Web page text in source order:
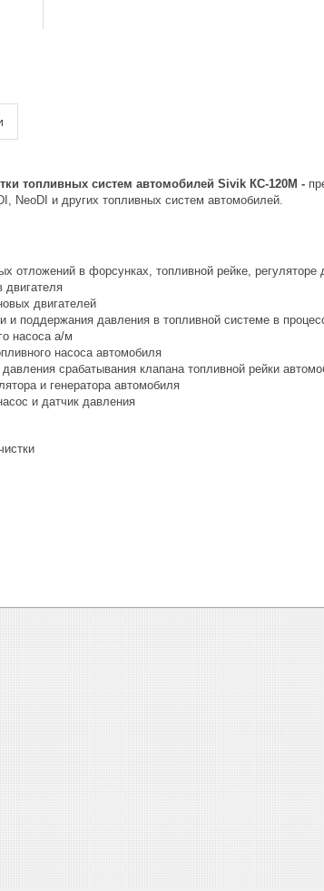
топливных систем автомобилей Sivik КС-120М -
NeoDI и других топливных систем автомобилей.
отложений в форсунках, топливной рейке,
двигателя
двигателей
и поддержания давления в топливной системе в
насоса а/м
насоса автомобиля
срабатывания клапана топливной рейки
и генератора автомобиля
и датчик давления